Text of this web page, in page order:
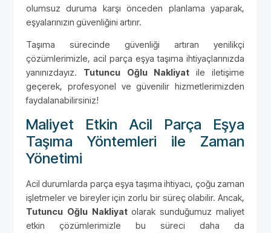
olumsuz duruma karşı önceden planlama yaparak,
eşyalarınızın güvenliğini artırır.
Taşıma sürecinde güvenliği artıran yenilikçi
çözümlerimizle, acil parça eşya taşıma ihtiyaçlarınızda
yanınızdayız. Tutuncu Oğlu Nakliyat ile iletişime
geçerek, profesyonel ve güvenilir hizmetlerimizden
faydalanabilirsiniz!
Maliyet Etkin Acil Parça Eşya
Taşıma Yöntemleri ile Zaman
Yönetimi
Acil durumlarda parça eşya taşıma ihtiyacı, çoğu zaman
işletmeler ve bireyler için zorlu bir süreç olabilir. Ancak,
Tutuncu Oğlu Nakliyatolarak sunduğumuz maliyet
etkin çözümlerimizle bu süreci daha da